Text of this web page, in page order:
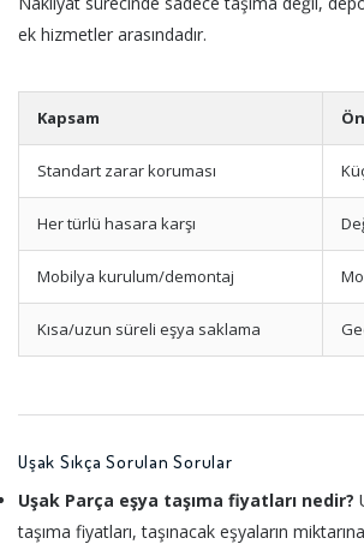
ek hizmetler arasındadır.
Kapsam
Standart zarar koruması
Her türlü hasara karşı
Mobilya kurulum/demontaj
Kısa/uzun süreli eşya saklama
Uşak Sıkça Sorulan Sorular
Uşak Parça eşya taşıma fiyatları nedir?
taşıma fiyatları, taşınacak eşyaların